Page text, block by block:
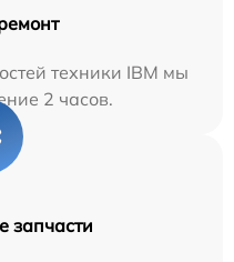
техники IBM мы
2 часов.
запчасти